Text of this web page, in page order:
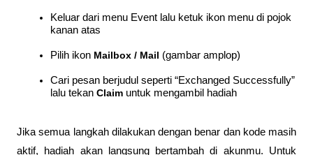
Keluar dari menu Event lalu ketuk ikon menu di pojok
kanan atas
Pilih ikon Mailbox / Mail (gambar amplop)
Cari pesan berjudul seperti “Exchanged Successfully”
lalu tekan Claim untuk mengambil hadiah
Jika semua langkah dilakukan dengan benar dan kode masih
aktif, hadiah akan langsung bertambah di akunmu. Untuk